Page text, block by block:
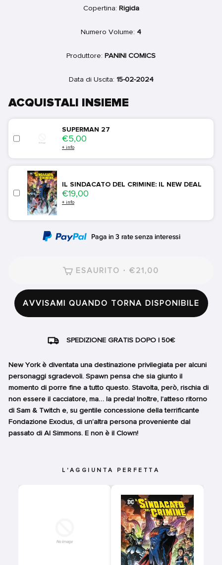
Copertina: Rigida
Numero Volume: 4
Produttore: PANINI COMICS
Data di Uscita: 15-02-2024
ACQUISTALI INSIEME
SUPERMAN 27
Price
€5,00
+ info
IL SINDACATO DEL CRIMINE: IL NEW DEAL
Price
€19,00
+ info
ESAURITO · €21,00
AVVISAMI QUANDO TORNA DISPONIBILE
SPEDIZIONE GRATIS DOPO I 50€
New York è diventata una destinazione privilegiata per alcuni
personaggi sgradevoli. Spawn pensa che sia giunto il
momento di porre fine a tutto questo. Stavolta, però, rischia di
non essere il cacciatore, ma… la preda! Inoltre, l’atteso ritorno
di Sam & Twitch e, su gentile concessione della terrificante
Fondazione Exodus, di un’altra persona proveniente dal
passato di Al Simmons. E non è il Clown!
L'AGGIUNTA PERFETTA